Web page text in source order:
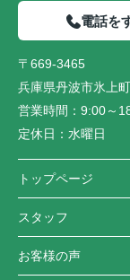
電話を
〒669-3465
兵庫県丹波市氷上
営業時間： 9:00～
定休日： 水曜日
トップページ
スタッフ
お客様の声